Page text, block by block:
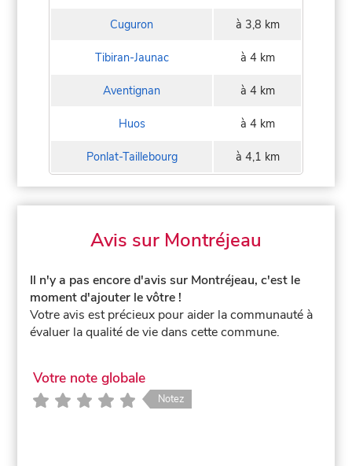
Cuguron à 3,8 km
Tibiran-Jaunac à 4 km
Aventignan à 4 km
Huos à 4 km
Ponlat-Taillebourg à 4,1 km
Avis sur Montréjeau
Il n'y a pas encore d'avis sur Montréjeau, c'est le
moment d'ajouter le vôtre !
Votre avis est précieux pour aider la communauté à
évaluer la qualité de vie dans cette commune.
Votre note globale
Notez